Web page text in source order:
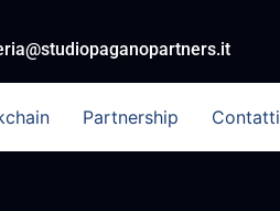
Partnership Contatti